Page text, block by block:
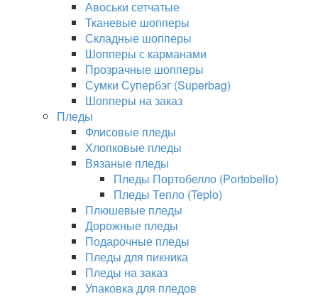
Авоськи сетчатые
Тканевые шопперы
Складные шопперы
Шопперы с карманами
Прозрачные шопперы
Сумки Супербэг (Superbag)
Шопперы на заказ
Пледы
Флисовые пледы
Хлопковые пледы
Вязаные пледы
Пледы Портобелло (Portobello)
Пледы Тепло (Teplo)
Плюшевые пледы
Дорожные пледы
Подарочные пледы
Пледы для пикника
Пледы на заказ
Упаковка для пледов